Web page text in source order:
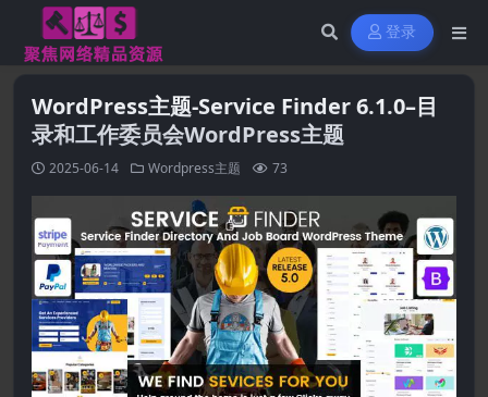
登录
WordPress主题-Service Finder 6.1.0–目
录和工作委员会WordPress主题
2025-06-14 Wordpress主题 73